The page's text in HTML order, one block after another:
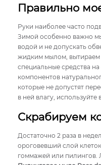
Правильно
Руки наиболее часто
Зимой особенно важно
водой и не допускать
жидким мылом, вытираем
специальные средства
компонентов
которые не допустят
в ней влагу, используйте
Скрабируем
Достаточно 2 раза в
ороговевший слой
гоммажей или пилингов.